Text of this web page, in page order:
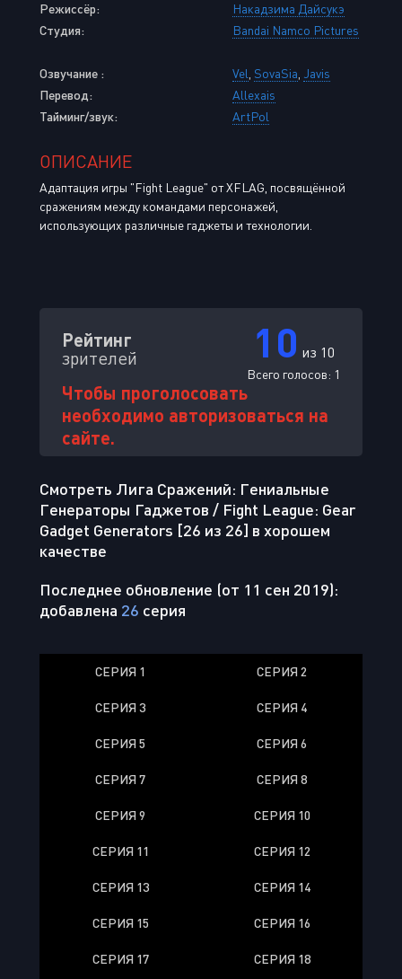
Режиссёр:
Накадзима Дайсукэ
Студия:
Bandai Namco Pictures
Озвучание : Vel SovaSia Javis
Перевод:
Allexais
Тайминг/звук:
ArtPol
ОПИСАНИЕ
Адаптация игры "Fight League" от XFLAG, посвящённой
сражениям между командами персонажей,
использующих различные гаджеты и технологии.
Рейтинг
зрителей 10 из 10
Всего голосов: 1
Чтобы проголосовать
необходимо авторизоваться на
сайте.
Смотреть Лига Сражений: Гениальные
Генераторы Гаджетов / Fight League: Gear
Gadget Generators [26 из 26] в хорошем
качестве
Последнее обновление (от 11 сен 2019):
добавлена 26 серия
СЕРИЯ 1 СЕРИЯ 2
СЕРИЯ 3 СЕРИЯ 4
СЕРИЯ 5 СЕРИЯ 6
СЕРИЯ 7 СЕРИЯ 8
СЕРИЯ 9 СЕРИЯ 10
СЕРИЯ 11 СЕРИЯ 12
СЕРИЯ 13 СЕРИЯ 14
СЕРИЯ 15 СЕРИЯ 16
СЕРИЯ 17 СЕРИЯ 18